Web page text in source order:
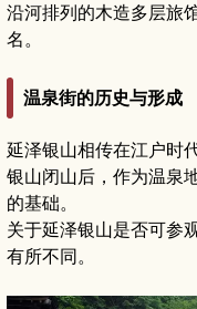
沿河排列的木造多层旅
名。
温泉街的历史与形成
延泽银山相传在江户时
银山闭山后，作为温泉
的基础。
关于延泽银山是否可参
有所不同。